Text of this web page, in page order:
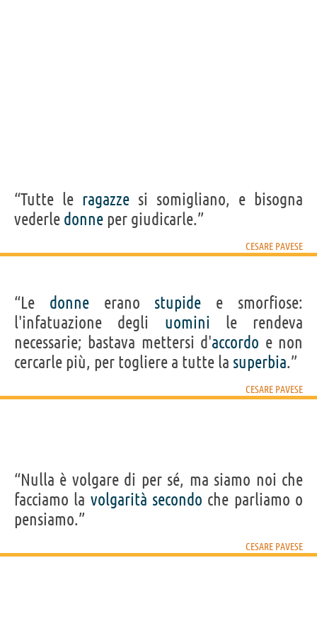
“Tutte le ragazze si somigliano, e bisogna
vederle donne per giudicarle.”
CESARE PAVESE
“Le donneerano stupide e smorfiose:
l'infatuazione degli uomini le rendeva
necessarie; bastava mettersi d'accordo e non
cercarle più, per togliere a tutte la superbia.”
CESARE PAVESE
“Nulla è volgare di per sé, ma siamo noi che
facciamo la volgarità secondo che parliamo o
pensiamo.”
CESARE PAVESE